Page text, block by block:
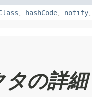
、 hashCode、 notify
タの詳細